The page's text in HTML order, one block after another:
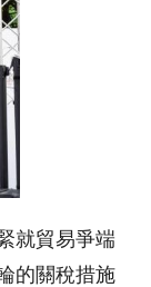
就貿易爭端
的關稅措施